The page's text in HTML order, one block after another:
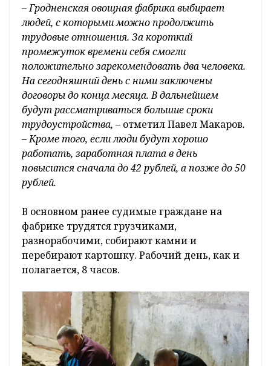
– Гродненская овощная фабрика выбирает
людей, с которыми можно продолжить
трудовые отношения. За короткий
промежуток времени себя смогли
положительно зарекомендовать два человека.
На сегодняшний день с ними заключены
договоры до конца месяца. В дальнейшем
будут рассматриваться большие сроки
трудоустройства, – отметил Павел Макаров.
– Кроме того, если люди будут хорошо
работать, заработная плата в день
повысится сначала до 42 рублей, а позже до 50
рублей.
В основном ранее судимые граждане на
фабрике трудятся грузчиками,
разнорабочими, собирают камни и
перебирают картошку. Рабочий день, как и
полагается, 8 часов.